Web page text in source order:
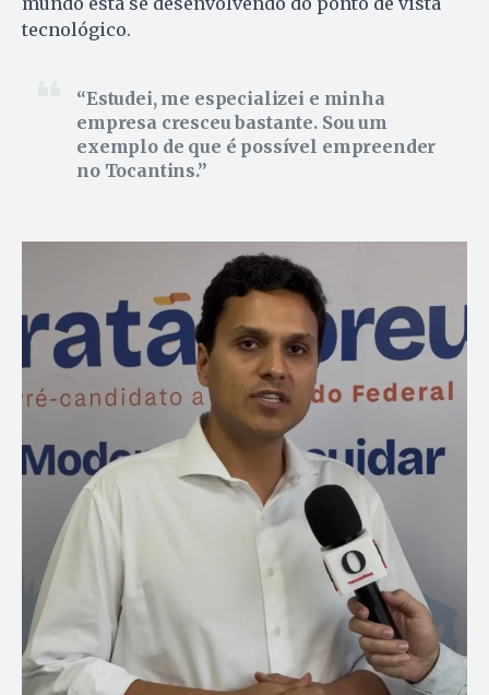
tecnológico.
Estudei, me especializei e minha
empresa cresceu bastante. Sou um
exemplo de que é possível empreender
no Tocantins.